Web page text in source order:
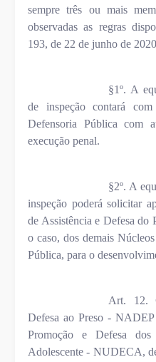
sempre três ou mais
observadas as regras
193, de 22 de junho de
§1º. A
de inspeção contará
Defensoria Pública com
execução penal.
§2º. A
inspeção poderá solicitar
de Assistência e Defesa
o caso, dos demais
Pública, para o
Art. 12.
Defesa ao Preso -
Promoção e Defesa
Adolescente - NUDECA,